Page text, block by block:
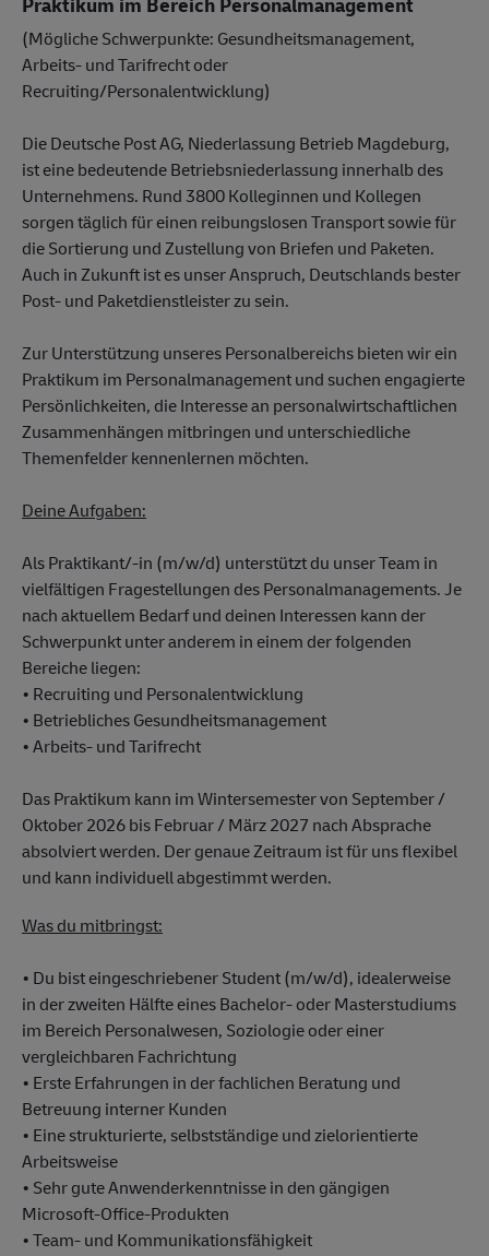
(Mögliche Schwerpunkte: Gesundheitsmanagement,
Arbeits- und Tarifrecht oder
Recruiting/Personalentwicklung)
Die Deutsche Post AG, Niederlassung Betrieb Magdeburg,
ist eine bedeutende Betriebsniederlassung innerhalb des
Unternehmens. Rund 3800 Kolleginnen und Kollegen
sorgen täglich für einen reibungslosen Transport sowie für
die Sortierung und Zustellung von Briefen und Paketen.
Auch in Zukunft ist es unser Anspruch, Deutschlands bester
Post- und Paketdienstleister zu sein.
Zur Unterstützung unseres Personalbereichs bieten wir ein
Praktikum im Personalmanagement und suchen engagierte
Persönlichkeiten, die Interesse an personalwirtschaftlichen
Zusammenhängen mitbringen und unterschiedliche
Themenfelder kennenlernen möchten.
Deine Aufgaben:
Als Praktikant/-in (m/w/d) unterstützt du unser Team in
vielfältigen Fragestellungen des Personalmanagements. Je
nach aktuellem Bedarf und deinen Interessen kann der
Schwerpunkt unter anderem in einem der folgenden
Bereiche liegen:
• Recruiting und Personalentwicklung
• Betriebliches Gesundheitsmanagement
• Arbeits- und Tarifrecht
Das Praktikum kann im Wintersemester von September /
Oktober 2026 bis Februar / März 2027 nach Absprache
absolviert werden. Der genaue Zeitraum ist für uns flexibel
und kann individuell abgestimmt werden.
Was du mitbringst:
• Du bist eingeschriebener Student (m/w/d), idealerweise
in der zweiten Hälfte eines Bachelor- oder Masterstudiums
im Bereich Personalwesen, Soziologie oder einer
vergleichbaren Fachrichtung
• Erste Erfahrungen in der fachlichen Beratung und
Betreuung interner Kunden
• Eine strukturierte, selbstständige und zielorientierte
Arbeitsweise
• Sehr gute Anwenderkenntnisse in den gängigen
Microsoft-Office-Produkten
• Team- und Kommunikationsfähigkeit